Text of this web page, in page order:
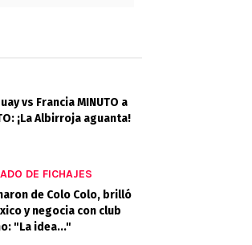
vs Francia MINUTO a
¡La Albirroja aguanta!
DE FICHAJES
de Colo Colo, brilló
y negocia con club
"La idea..."